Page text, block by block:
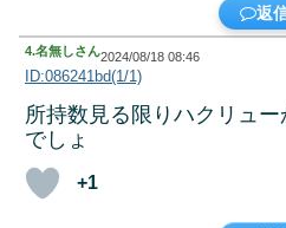
返
4.名無しさん2024/08/18 08:46
ID:086241bd(1/1)
所持数見る限りハクリュ
でしょ
+1